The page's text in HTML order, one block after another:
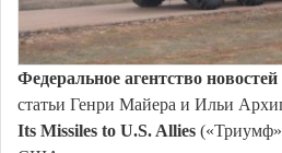
Федеральное агентство новостей
статьи Генри Майера и Ильи
Its Missiles to U.S. Allies («Триумф»